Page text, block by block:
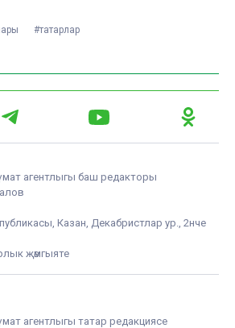
#татарлар
агентлыгы баш редакторы
Казан, Декабристлар ур., 2нче
җәмгыяте
агентлыгы татар редакциясе